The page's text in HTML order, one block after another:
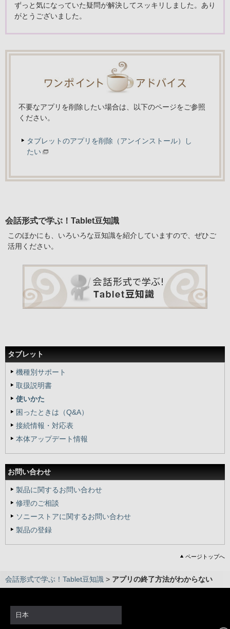
タブレット
機種別サポート
取扱説明書
使いかた
困ったときは（Q&A）
接続情報・対応表
本体アップデート情報
お問い合わせ
製品に関するお問い合わせ
修理のご相談
ソニーストアに関するお問い合わせ
製品の登録
ずっと気になっていた疑問が解決してスッキリしました。あり
がとうございました。
不要なアプリを削除したい場合は、以下のページをご参照
ください。
タブレットのアプリを削除（アンインストール）し
たい
会話形式で学ぶ！Tablet豆知識
このほかにも、いろいろな豆知識を紹介していますので、ぜひご
活用ください。
ページトップへ
会話形式で学ぶ！Tablet豆知識 > アプリの終了方法がわからない
日本